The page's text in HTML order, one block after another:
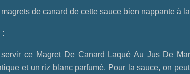
de canard de cette sauce bien nappante à
ce Magret De Canard Laqué Au Jus De
et un riz blanc parfumé. Pour la sauce, on